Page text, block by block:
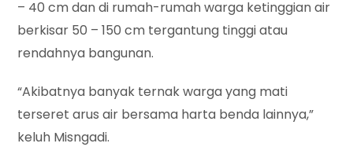
– 40 cm dan di rumah-rumah warga ketinggian air
berkisar 50 – 150 cm tergantung tinggi atau
rendahnya bangunan.
“Akibatnya banyak ternak warga yang mati
terseret arus air bersama harta benda lainnya,”
keluh Misngadi.